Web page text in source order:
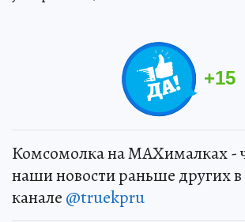
+15
Комсомолка на MAXималках -
наши новости раньше других в
канале @truekpru